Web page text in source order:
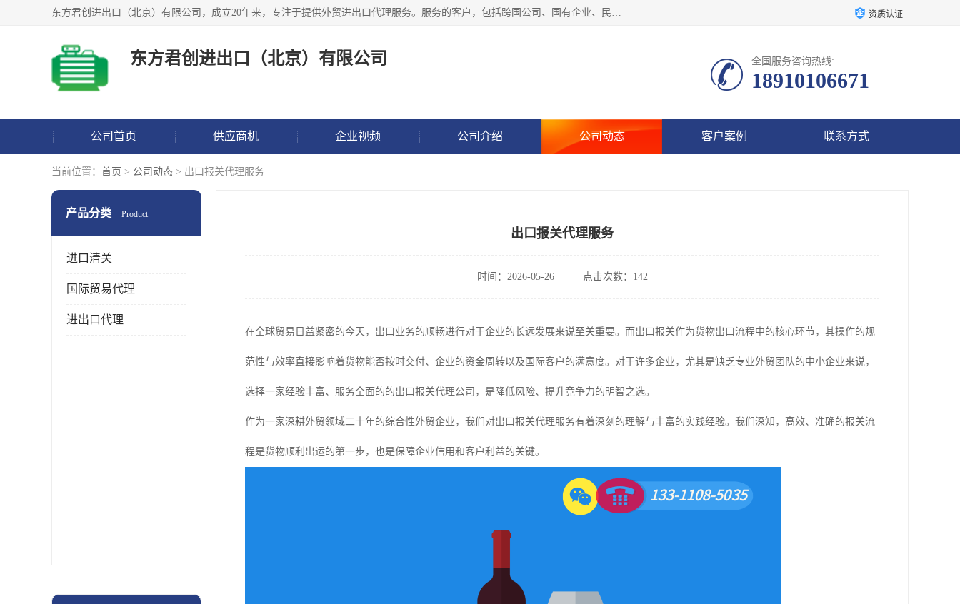
东方君创进出口（北京）有限公司，成立20年来，专注于提供外贸进出口代理服务。服务的客户，包括跨国公司、国有企业、民营企业等。作为的综合性外贸企业，公司拥有一支精通进出口贸易的团队，从事各类商品和技术的进口清关代理报关。进出口商品涉及20多个大类、上千个品种，贸易客户遍布世界各个国家和地区。 资质认证
东方君创进出口（北京）有限公司 全国服务咨询热线:
18910106671
公司首页 供应商机 企业视频 公司介绍 公司动态 客户案例 联系方式
当前位置： 首页 > 公司动态 > 出口报关代理服务
产品分类 Product
进口清关
国际贸易代理
进出口代理
出口报关代理服务
时间：2026-05-26 点击次数：142
在全球贸易日益紧密的今天，出口业务的顺畅进行对于企业的长远发展来说至关重要。而出口报关作为货物出口流程中的核心环节，其操作的规
范性与效率直接影响着货物能否按时交付、企业的资金周转以及国际客户的满意度。对于许多企业，尤其是缺乏专业外贸团队的中小企业来说，
选择一家经验丰富、服务全面的的出口报关代理公司，是降低风险、提升竞争力的明智之选。
作为一家深耕外贸领域二十年的综合性外贸企业，我们对出口报关代理服务有着深刻的理解与丰富的实践经验。我们深知，高效、准确的报关流
程是货物顺利出运的第一步，也是保障企业信用和客户利益的关键。